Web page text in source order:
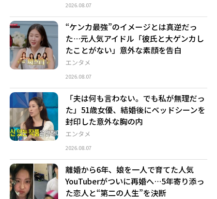
2026.08.07
エンタメ
“ケンカ最強”のイメージとは真逆だっ
た…元人気アイドル「彼氏と大ゲンカし
たことがない」意外な素顔を告白
2026.08.07
エンタメ
「夫は何も言わない。でも私が無理だっ
た」51歳女優、結婚後にベッドシーンを
封印した意外な胸の内
2026.08.07
離婚から6年、娘を一人で育てた人気
YouTuberがついに再婚へ…5年寄り添っ
た恋人と“第二の人生”を決断